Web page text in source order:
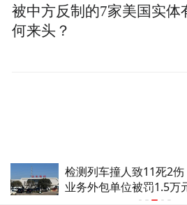
检测列车撞人致11死2
业务外包单位被罚1.5万
被中方反制的7家美国实体
何来头？